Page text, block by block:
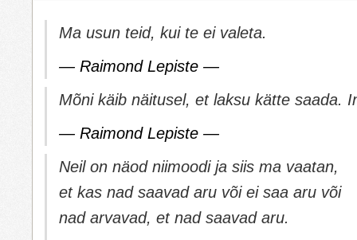
Ma usun teid, kui te ei valeta.
— Raimond Lepiste —
Mõni käib näitusel, et laksu kätte saada.
— Raimond Lepiste —
Neil on näod niimoodi ja siis ma vaatan,
et kas nad saavad aru või ei saa aru või
nad arvavad, et nad saavad aru.